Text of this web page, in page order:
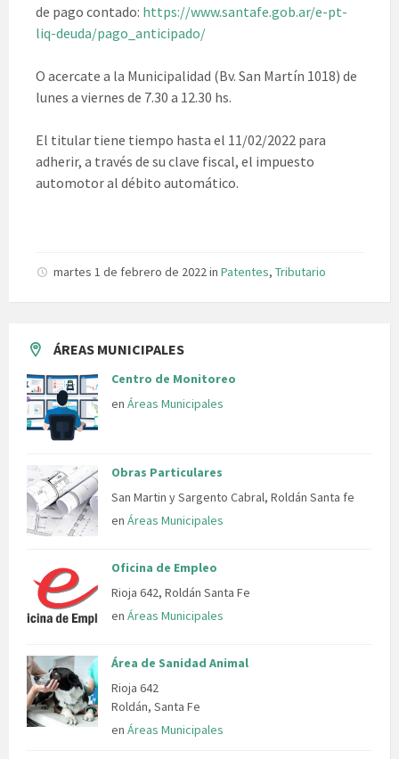
de pago contado: https://www.santafe.gob.ar/e-pt-
liq-deuda/pago_anticipado/
O acercate a la Municipalidad (Bv. San Martín 1018) de
lunes a viernes de 7.30 a 12.30 hs.
El titular tiene tiempo hasta el 11/02/2022 para
adherir, a través de su clave fiscal, el impuesto
automotor al débito automático.
martes 1 de febrero de 2022 in Patentes, Tributario
ÁREAS MUNICIPALES
Centro de Monitoreo
en Áreas Municipales
Obras Particulares
San Martin y Sargento Cabral, Roldán Santa fe
en Áreas Municipales
Oficina de Empleo
Rioja 642, Roldán Santa Fe
en Áreas Municipales
Área de Sanidad Animal
Rioja 642
Roldán, Santa Fe
en Áreas Municipales